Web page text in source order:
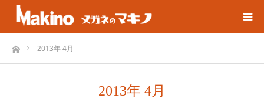
ホーム2013年 4月
2013年 4月